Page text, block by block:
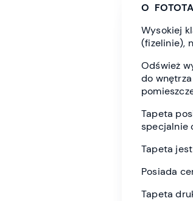
O
Wysokiej
(fizelinie),
Odśwież
do
Tapeta
specjalnie
Tapeta
Posiada
Tapeta